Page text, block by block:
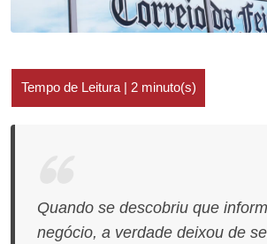
Quando se descobriu que
negócio, a verdade deixou de